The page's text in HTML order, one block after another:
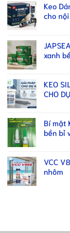
Keo
cho
xanh
KEO
CHO
Bí mật
bền bỉ
VCC
nhôm